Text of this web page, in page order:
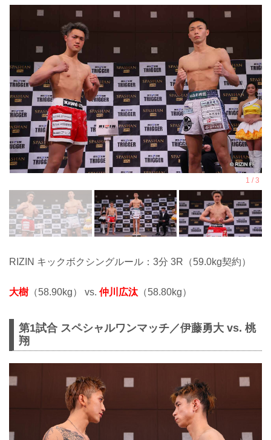
RIZIN キックボクシングルール：3分 3R（59.0kg契約）
大樹 （58.90kg） vs. 仲川広汰 （58.80kg）
第1試合 スペシャルワンマッチ／伊藤勇大 vs. 桃
翔